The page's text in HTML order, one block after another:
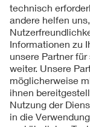
Folgen Sie uns
Kontakt